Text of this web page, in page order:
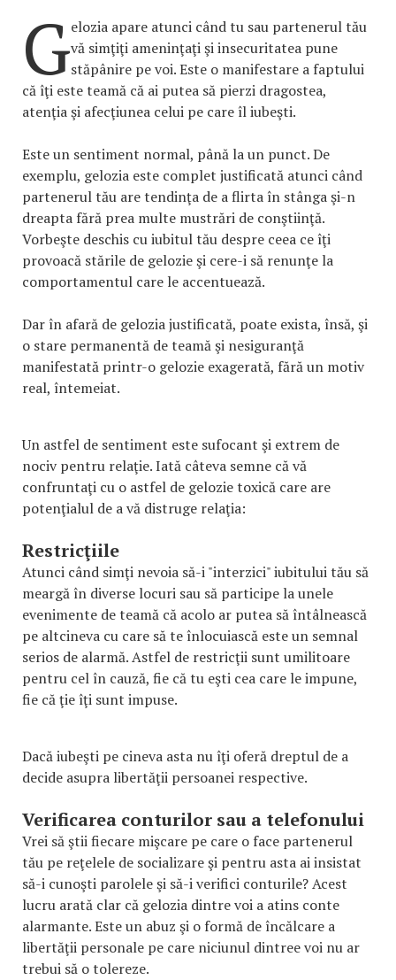
Gelozia apare atunci când tu sau partenerul tău
vă simţiţi ameninţaţi şi insecuritatea pune
stăpânire pe voi. Este o manifestare a faptului
că îţi este teamă că ai putea să pierzi dragostea,
atenţia şi afecţiunea celui pe care îl iubeşti.
Este un sentiment normal, până la un punct. De
exemplu, gelozia este complet justificată atunci când
partenerul tău are tendinţa de a flirta în stânga şi-n
dreapta fără prea multe mustrări de conştiinţă.
Vorbeşte deschis cu iubitul tău despre ceea ce îţi
provoacă stările de gelozie şi cere-i să renunţe la
comportamentul care le accentuează.
Dar în afară de gelozia justificată, poate exista, însă, şi
o stare permanentă de teamă şi nesiguranţă
manifestată printr-o gelozie exagerată, fără un motiv
real, întemeiat.
Un astfel de sentiment este sufocant şi extrem de
nociv pentru relaţie. Iată câteva semne că vă
confruntaţi cu o astfel de gelozie toxică care are
potenţialul de a vă distruge relaţia:
Restricţiile
Atunci când simţi nevoia să-i "interzici" iubitului tău să
meargă în diverse locuri sau să participe la unele
evenimente de teamă că acolo ar putea să întâlnească
pe altcineva cu care să te înlocuiască este un semnal
serios de alarmă. Astfel de restricţii sunt umilitoare
pentru cel în cauză, fie că tu eşti cea care le impune,
fie că ţie îţi sunt impuse.
Dacă iubeşti pe cineva asta nu îţi oferă dreptul de a
decide asupra libertăţii persoanei respective.
Verificarea conturilor sau a telefonului
Vrei să ştii fiecare mişcare pe care o face partenerul
tău pe reţelele de socializare şi pentru asta ai insistat
să-i cunoşti parolele şi să-i verifici conturile? Acest
lucru arată clar că gelozia dintre voi a atins conte
alarmante. Este un abuz şi o formă de încălcare a
libertăţii personale pe care niciunul dintree voi nu ar
trebui să o tolereze.